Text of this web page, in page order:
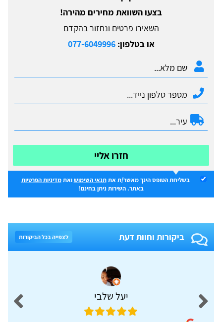
בצעו השוואת מחירים מהירה!
השאירו פרטים ונחזור בהקדם
או בטלפון:077-6049996
חזרו אליי
בשליחת הטופס הינך מאשר/ת אתתנאי השימושואתמדיניות הפרטיות
באתר. השירות ניתן בחינם!
ביקורות וחוות דעת לצפייה בכל הביקורות
יעל שלבי